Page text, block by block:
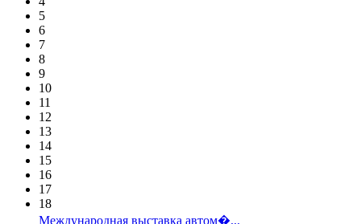
5
6
7
8
9
10
11
12
13
14
15
16
17
18
Международная выставка автом�...